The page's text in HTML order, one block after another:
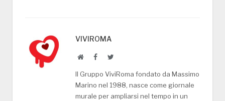
VIVIROMA
WebsiteFacebookTwitter
Il Gruppo ViviRoma fondato da Massimo
Marino nel 1988, nasce come giornale
murale per ampliarsi nel tempo in un